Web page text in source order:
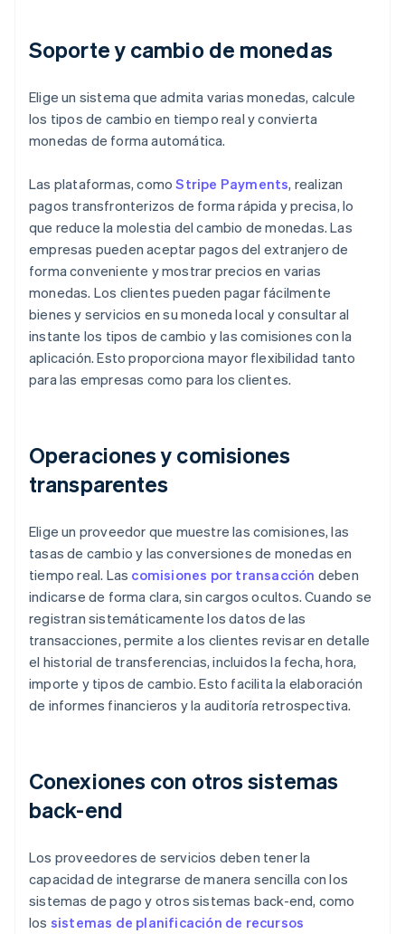
Soporte y cambio de monedas
Elige un sistema que admita varias monedas, calcule
los tipos de cambio en tiempo real y convierta
monedas de forma automática.
Las plataformas, comoStripe Payments, realizan
pagos transfronterizos de forma rápida y precisa, lo
que reduce la molestia del cambio de monedas. Las
empresas pueden aceptar pagos del extranjero de
forma conveniente y mostrar precios en varias
monedas. Los clientes pueden pagar fácilmente
bienes y servicios en su moneda local y consultar al
instante los tipos de cambio y las comisiones con la
aplicación. Esto proporciona mayor flexibilidad tanto
para las empresas como para los clientes.
Operaciones y comisiones
transparentes
Elige un proveedor que muestre las comisiones, las
tasas de cambio y las conversiones de monedas en
tiempo real. Las comisiones por transacción deben
indicarse de forma clara, sin cargos ocultos. Cuando se
registran sistemáticamente los datos de las
transacciones, permite a los clientes revisar en detalle
el historial de transferencias, incluidos la fecha, hora,
importe y tipos de cambio. Esto facilita la elaboración
de informes financieros y la auditoría retrospectiva.
Conexiones con otros sistemas
back-end
Los proveedores de servicios deben tener la
capacidad de integrarse de manera sencilla con los
sistemas de pago y otros sistemas back-end, como
los sistemas de planificación de recursos